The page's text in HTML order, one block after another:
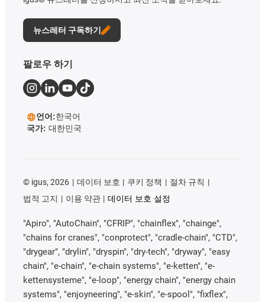
뉴스레터 구독하기
팔로우 하기
언어:한국어
국가: 대한민국
© igus, 2026 데이터 보호 쿠키 정책
절차 규칙
법적 고지
이용 약관 데이터 보호 설정
"Apiro", "AutoChain", "CFRIP", "chainflex", "chainge",
"chains for cranes", "conprotect", "cradle-chain", "CTD",
"drygear", "drylin", "dryspin", "dry-tech", "dryway", "easy
chain", "e-chain", "e-chain systems", "e-ketten", "e-
kettensysteme", "e-loop", "energy chain", "energy chain
systems", "enjoyneering", "e-skin", "e-spool", "fixflex",